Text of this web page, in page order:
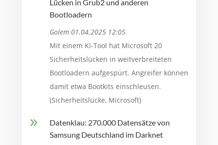
Lücken in Grub2 und anderen
Bootloadern
Golem 01.04.2025 12:05
Mit einem KI-Tool hat Microsoft 20
Sicherheitslücken in weitverbreiteten
Bootloadern aufgespürt. Angreifer können
damit etwa Bootkits einschleusen.
(Sicherheitslücke, Microsoft)
9
Datenklau: 270.000 Datensätze von
Samsung Deutschland im Darknet